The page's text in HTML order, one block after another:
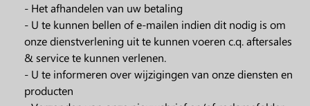
- Het afhandelen van uw betaling
- U te kunnen bellen of e-mailen indien dit nodig is om
onze dienstverlening uit te kunnen voeren c.q. aftersales
& service te kunnen verlenen.
- U te informeren over wijzigingen van onze diensten en
producten